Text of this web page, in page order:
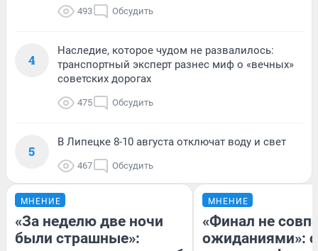
493 Обсудить
4
Наследие, которое чудом не развалилось:
транспортный эксперт разнес миф о «вечных»
советских дорогах
475 Обсудить
5
В Липецке 8-10 августа отключат воду и свет
467 Обсудить
МНЕНИЕ
«За неделю две ночи
были страшные»:
МНЕНИЕ
«Финал не
ожиданиями»: